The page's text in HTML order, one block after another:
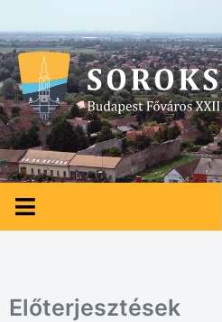
Előterjesztések